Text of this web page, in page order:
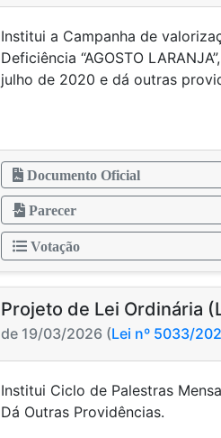
Institui a Campanha de
Deficiência “AGOSTO
julho de 2020 e dá outras
Documento Oficial
Parecer
Votação
Projeto de Lei Ordinária
de 19/03/2026 (Lei nº 5033/
Institui Ciclo de Palestras
Dá Outras